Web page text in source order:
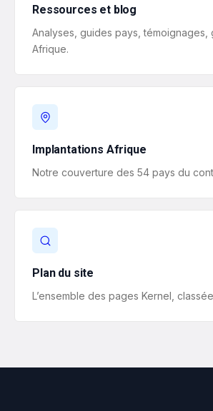
Ressources et blog
Analyses, guides pays, témoignages,
Afrique.
Implantations Afrique
Notre couverture des 54 pays du
Plan du site
L’ensemble des pages Kernel,